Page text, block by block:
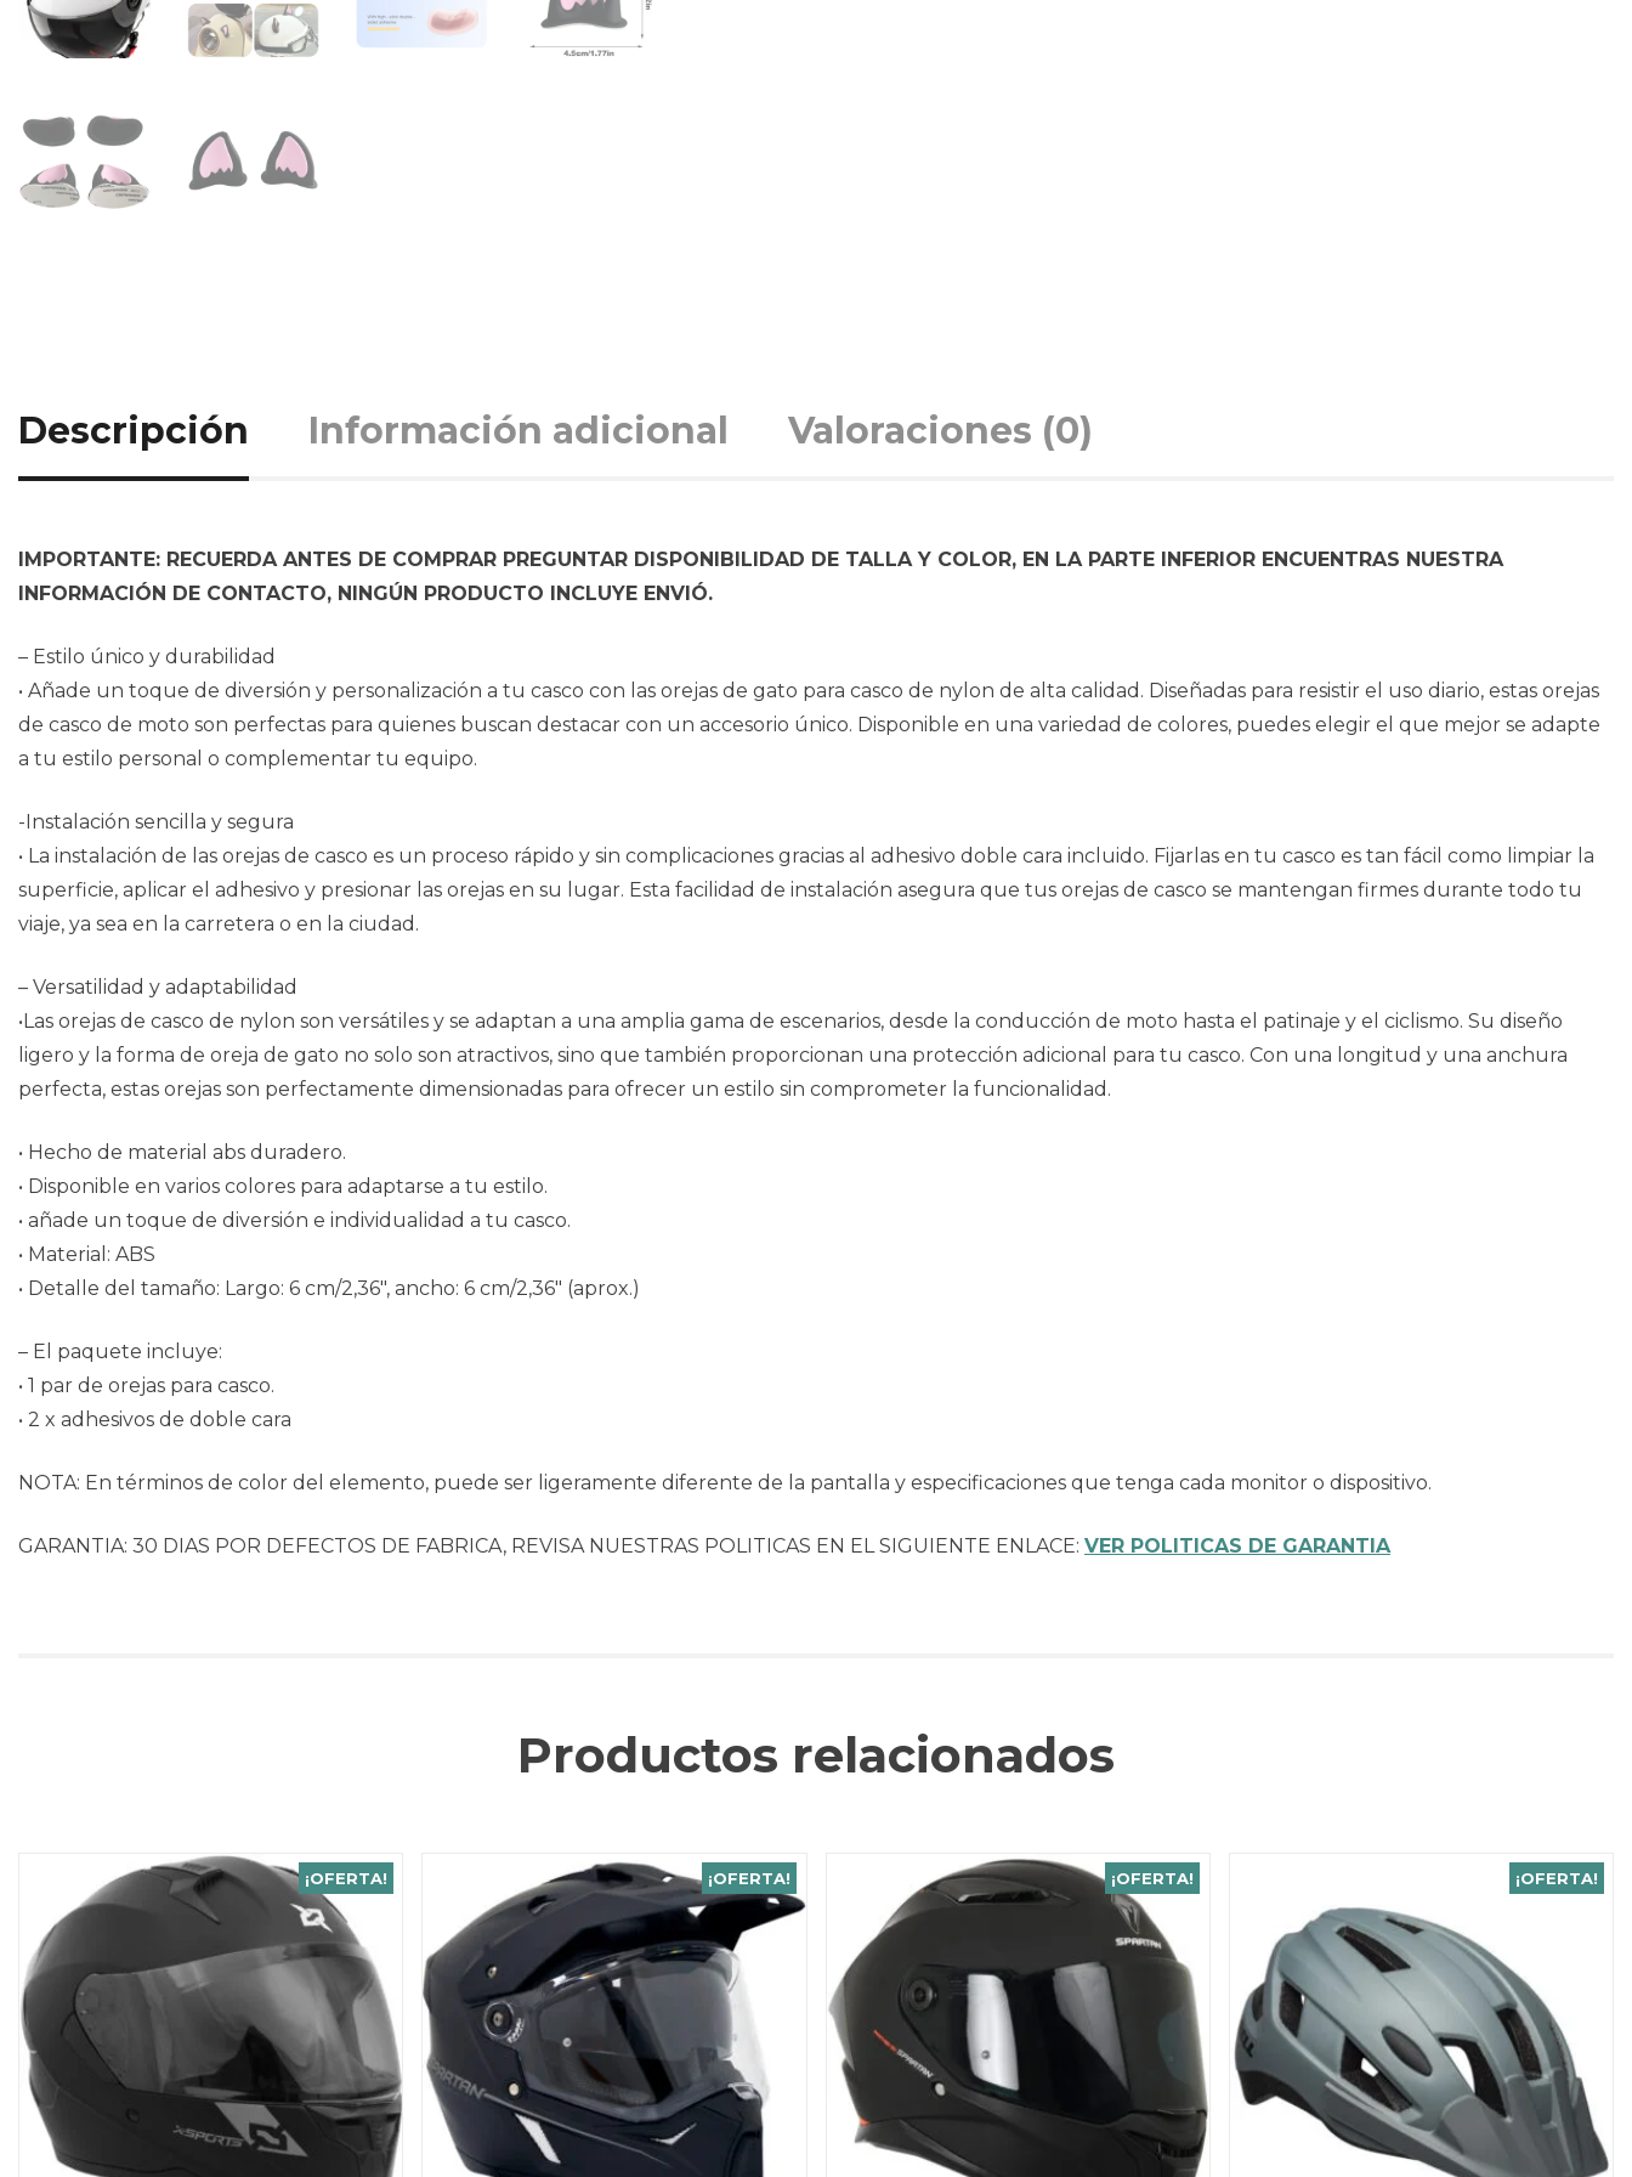
Descripción Información adicional Valoraciones (0)
IMPORTANTE: RECUERDA ANTES DE COMPRAR PREGUNTAR DISPONIBILIDAD DE TALLA Y COLOR, EN LA PARTE INFERIOR ENCUENTRAS NUESTRA
INFORMACIÓN DE CONTACTO, NINGÚN PRODUCTO INCLUYE ENVIÓ.
– Estilo único y durabilidad
• Añade un toque de diversión y personalización a tu casco con las orejas de gato para casco de nylon de alta calidad. Diseñadas para resistir el uso diario, estas orejas
de casco de moto son perfectas para quienes buscan destacar con un accesorio único. Disponible en una variedad de colores, puedes elegir el que mejor se adapte
a tu estilo personal o complementar tu equipo.
-Instalación sencilla y segura
• La instalación de las orejas de casco es un proceso rápido y sin complicaciones gracias al adhesivo doble cara incluido. Fijarlas en tu casco es tan fácil como limpiar la
superficie, aplicar el adhesivo y presionar las orejas en su lugar. Esta facilidad de instalación asegura que tus orejas de casco se mantengan firmes durante todo tu
viaje, ya sea en la carretera o en la ciudad.
– Versatilidad y adaptabilidad
•Las orejas de casco de nylon son versátiles y se adaptan a una amplia gama de escenarios, desde la conducción de moto hasta el patinaje y el ciclismo. Su diseño
ligero y la forma de oreja de gato no solo son atractivos, sino que también proporcionan una protección adicional para tu casco. Con una longitud y una anchura
perfecta, estas orejas son perfectamente dimensionadas para ofrecer un estilo sin comprometer la funcionalidad.
• Hecho de material abs duradero.
• Disponible en varios colores para adaptarse a tu estilo.
• añade un toque de diversión e individualidad a tu casco.
• Material: ABS
• Detalle del tamaño: Largo: 6 cm/2,36″, ancho: 6 cm/2,36″ (aprox.)
– El paquete incluye:
• 1 par de orejas para casco.
• 2 x adhesivos de doble cara
NOTA: En términos de color del elemento, puede ser ligeramente diferente de la pantalla y especificaciones que tenga cada monitor o dispositivo.
GARANTIA: 30 DIAS POR DEFECTOS DE FABRICA, REVISA NUESTRAS POLITICAS EN EL SIGUIENTE ENLACE: VER POLITICAS DE GARANTIA
Productos relacionados
¡OFERTA! ¡OFERTA! ¡OFERTA! ¡OFERTA!